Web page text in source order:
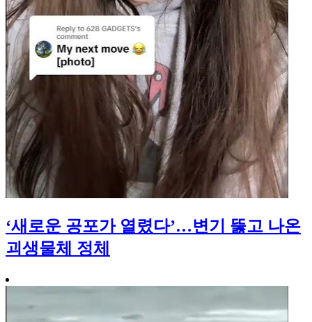
‘새로운 공포가 열렸다’…변기 뚫고 나온
괴생물체 정체